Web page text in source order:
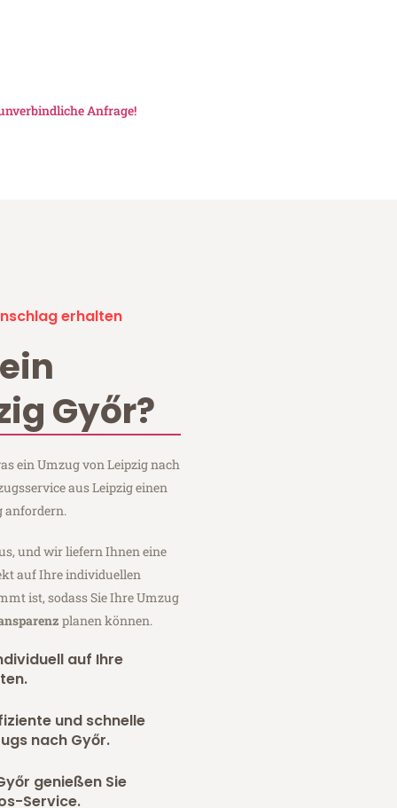
Anfrage!
erhalten
Győr?
ein Umzug von Leipzig nach
aus Leipzig einen
anfordern.
und wir liefern Ihnen eine
auf Ihre individuellen
ist, sodass Sie Ihre Umzug
planen können.
auf Ihre
und schnelle
nach Győr.
genießen Sie
Service.